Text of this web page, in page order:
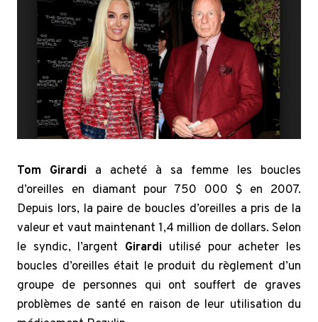
Tom Girardi a acheté à sa femme les boucles
d’oreilles en diamant pour 750 000 $ en 2007.
Depuis lors, la paire de boucles d’oreilles a pris de la
valeur et vaut maintenant 1,4 million de dollars. Selon
le syndic, l’argent Girardi utilisé pour acheter les
boucles d’oreilles était le produit du règlement d’un
groupe de personnes qui ont souffert de graves
problèmes de santé en raison de leur utilisation du